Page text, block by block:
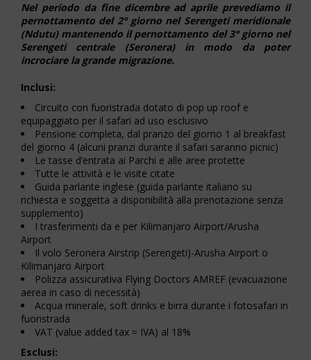
Nel periodo da fine dicembre ad aprile prevediamo il
pernottamento del 2° giorno nel Serengeti meridionale
(Ndutu) mantenendo il pernottamento del 3° giorno nel
Serengeti centrale (Seronera) in modo da poter
incrociare la grande migrazione.
Inclusi:
Circuito con fuoristrada dotato di pop up roof e
equipaggiato per il safari ad uso esclusivo
Pensione completa, dal pranzo del giorno 1 al breakfast
del giorno 4 (alcuni pranzi durante il safari saranno picnic)
Le tasse d’entrata ai Parchi e alle aree protette
Tutte le attività e le visite citate
Guida parlante inglese (guida parlante italiano su
richiesta e soggetta a disponibilità alla prenotazione senza
supplemento)
I trasferimenti da e per Kilimanjaro Airport/Arusha
Airport
Il volo Seronera Airstrip (Serengeti)-Arusha Airport o
Kilimanjaro Airport
Polizza assicurativa Flying Doctors AMREF (evacuazione
aerea in caso di necessità)
Acqua minerale, soft drinks e birra durante i fotosafari in
fuoristrada
VAT (value added tax = IVA) al 18%
Esclusi: